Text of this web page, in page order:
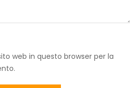
web in questo browser per la